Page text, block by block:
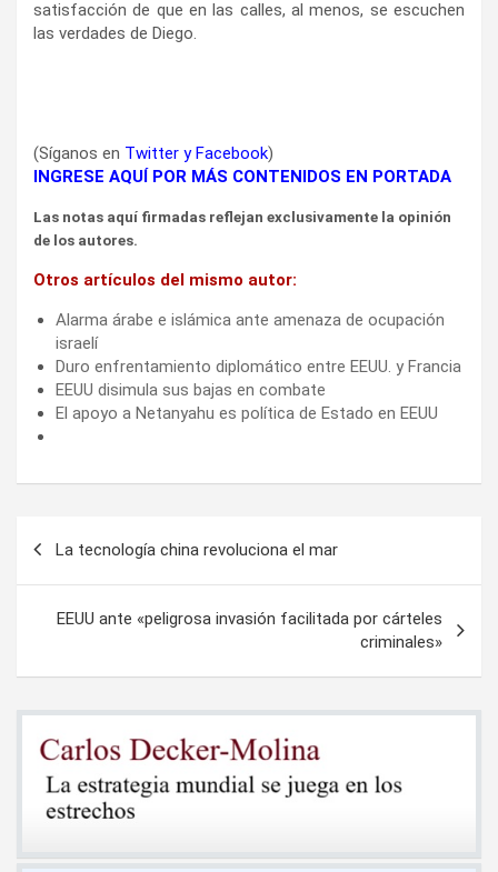
satisfacción de que en las calles, al menos, se escuchen
las verdades de Diego.
(Síganos en Twitter yFacebook)
INGRESE AQUÍ POR MÁS CONTENIDOS EN PORTADA
Las notas aquí firmadas reflejan exclusivamente la opinión
de los autores.
Otros artículos del mismo autor:
Alarma árabe e islámica ante amenaza de ocupación
israelí
Duro enfrentamiento diplomático entre EEUU. y Francia
EEUU disimula sus bajas en combate
El apoyo a Netanyahu es política de Estado en EEUU
entradas
La tecnología china revoluciona el mar
EEUU ante «peligrosa invasión facilitada por cárteles
criminales»